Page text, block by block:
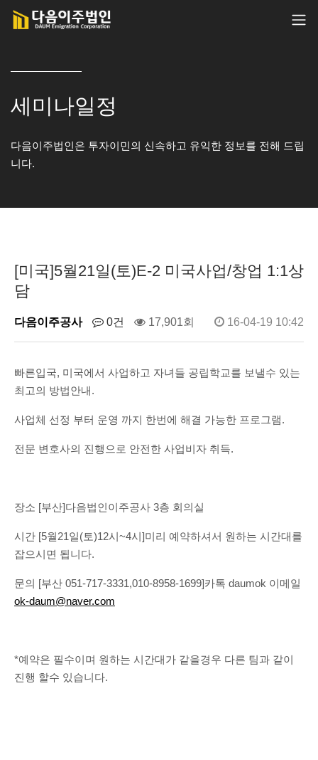
세미나일정
다음이주법인은 투자이민의 신속하고 유익한 정보를 전해 드립
니다.
[미국]5월21일(토)E-2 미국사업/창업 1:1상
담
다음이주공사 0건 17,901회 16-04-19 10:42
빠른입국, 미국에서 사업하고 자녀들 공립학교를 보낼수 있는
최고의 방법안내.
사업체 선정 부터 운영 까지 한번에 해결 가능한 프로그램.
전문 변호사의 진행으로 안전한 사업비자 취득.
장소 [부산]다음법인이주공사 3층 회의실
시간 [5월21일(토)12시~4시]미리 예약하셔서 원하는 시간대를
잡으시면 됩니다.
문의 [부산 051-717-3331,010-8958-1699]카톡 daumok 이메일
ok-daum@naver.com
*예약은 필수이며 원하는 시간대가 같을경우 다른 팀과 같이
진행 할수 있습니다.